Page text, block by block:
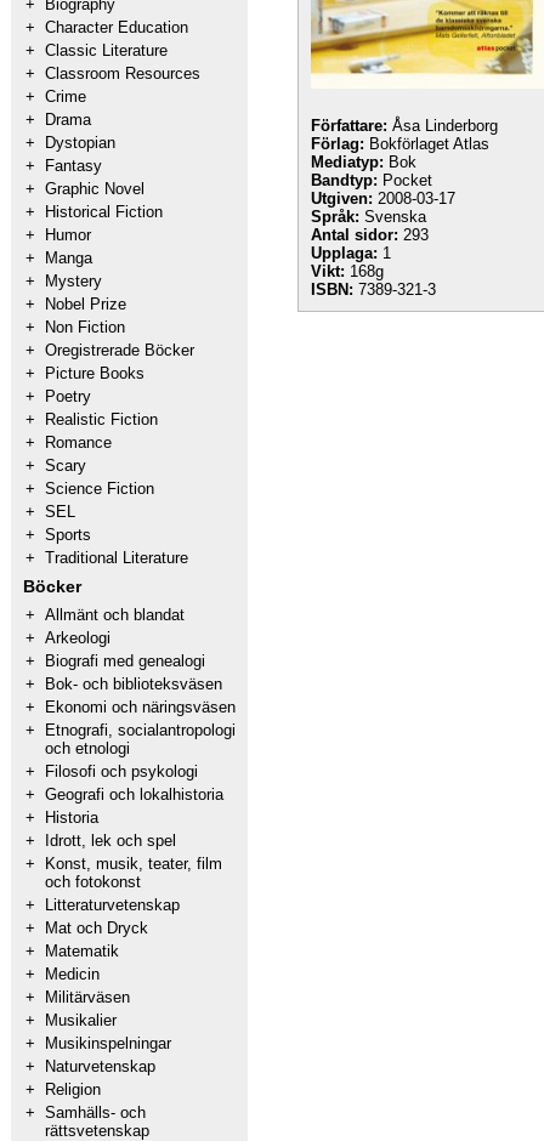
+
Biography
+ Character Education
+ Classic Literature
+ Classroom Resources
+ Crime
+
Drama
+
Dystopian
+
Fantasy
+ Graphic Novel
+
Historical Fiction
+
Humor
+
Manga
+
Mystery
+
Nobel Prize
+
Non Fiction
+ Oregistrerade Böcker
+
Picture Books
+
Poetry
+
Realistic Fiction
+
Romance
+ Scary
+ Science Fiction
+ SEL
+ Sports
+ Traditional Literature
Böcker
+ Allmänt och blandat
+ Arkeologi
+
Biografi med genealogi
+
Bok- och biblioteksväsen
+
Ekonomi och näringsväsen
+
Etnografi, socialantropologi
och etnologi
+
Filosofi och psykologi
+ Geografi och lokalhistoria
+
Historia
+
Idrott, lek och spel
+
Konst, musik, teater, film
och fotokonst
+
Litteraturvetenskap
+
Mat och Dryck
+
Matematik
+
Medicin
+
Militärväsen
+
Musikalier
+
Musikinspelningar
+
Naturvetenskap
+
Religion
+ Samhälls- och
rättsvetenskap
Författare: Åsa Linderborg
Förlag: Bokförlaget Atlas
Mediatyp: Bok
Bandtyp: Pocket
Utgiven: 2008-03-17
Språk: Svenska
Antal sidor: 293
Upplaga: 1
Vikt: 168g
ISBN: 7389-321-3